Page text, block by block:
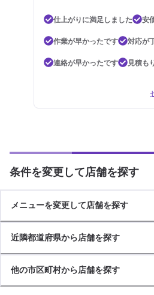
仕上がりに満足しました
安
作業が早かったです
対応が
連絡が早かったです
見積も
条件を変更して店舗を探す
メニューを変更して店舗を探す
近隣都道府県から店舗を探す
他の市区町村から店舗を探す